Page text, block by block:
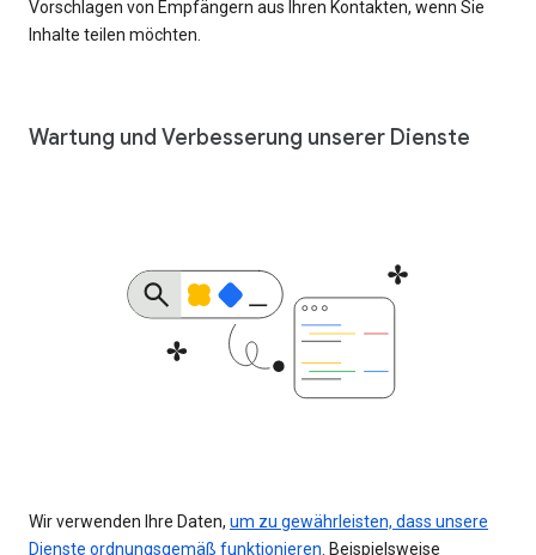
Vorschlagen von Empfängern aus Ihren Kontakten, wenn Sie
Inhalte teilen möchten.
Wartung und Verbesserung unserer Dienste
Wir verwenden Ihre Daten, um zu gewährleisten, dass unsere
Dienste ordnungsgemäß funktionieren . Beispielsweise